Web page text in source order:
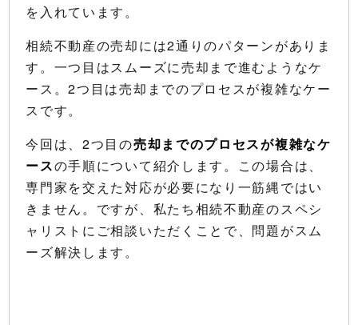
を入れています。
相続不動産の売却には2通りのパターンがありま
す。一つ目はスムーズに売却まで進むようなケ
ース。2つ目は売却までのプロセスが複雑なケー
スです。
今回は、2つ目の売却までのプロセスが複雑なケ
ースの手順について紹介します。この場合は、
専門家を交えた対応が必要になり一筋縄ではい
きません。ですが、私たち相続不動産のスペシ
ャリストにご相談いただくことで、問題がスム
ーズ解決します。